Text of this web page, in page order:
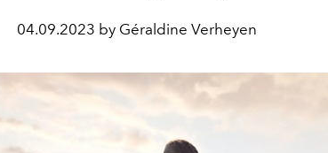
04.09.2023 by Géraldine Verheyen